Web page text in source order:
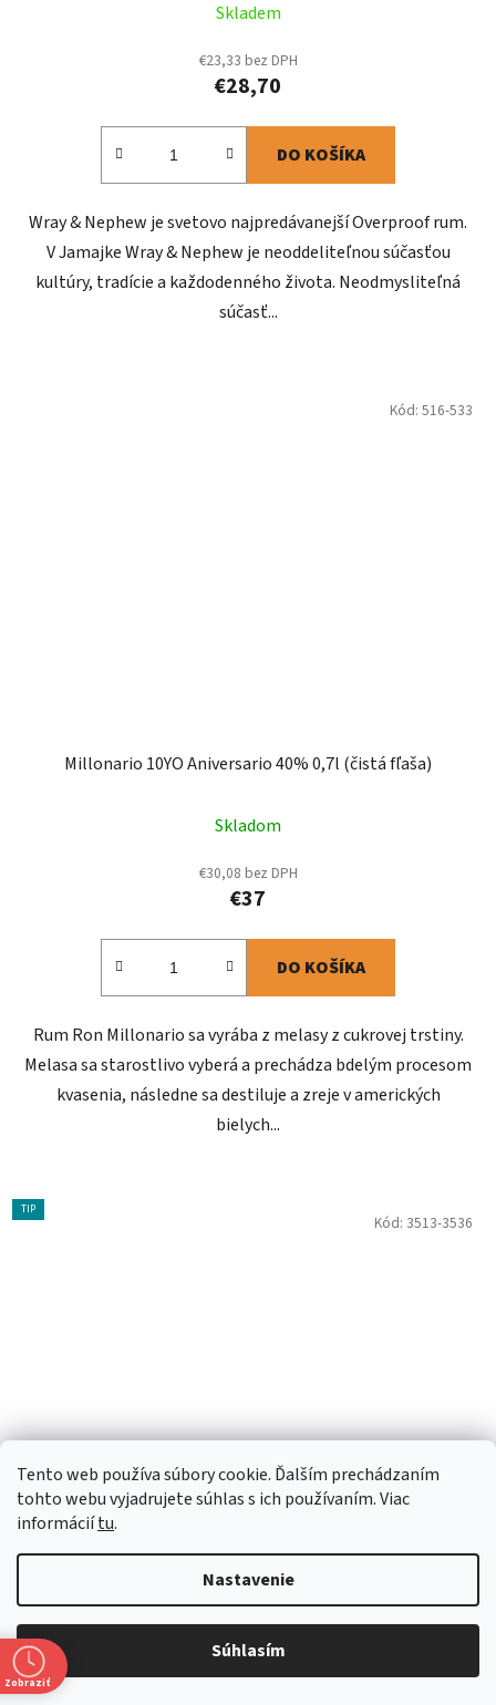
Tento web používa súbory cookie. Ďalším prechádzaním
tohto webu vyjadrujete súhlas s ich používaním. Viac
informáciítu.
Nastavenie
Súhlasím
Skladem
€23,33 bez DPH
€28,70
DO KOŠÍKA
Wray & Nephew je svetovo najpredávanejší Overproof rum.
V Jamajke Wray & Nephew je neoddeliteľnou súčasťou
kultúry, tradície a každodenného života. Neodmysliteľná
súčasť...
Millonario 10YO Aniversario 40% 0,7l (čistá fľaša)
Skladom
€30,08 bez DPH
€37
DO KOŠÍKA
Rum Ron Millonario sa vyrába z melasy z cukrovej trstiny.
Melasa sa starostlivo vyberá a prechádza bdelým procesom
kvasenia, následne sa destiluje a zreje v amerických
bielych...
Kód: 516-533
TIP
A.H. Riise Non Plus Ultra Black Edition 25y 42% 0,7 l
(kartón)
Momentálne nedostupné
Kód: 3513-3536
Zobraziť